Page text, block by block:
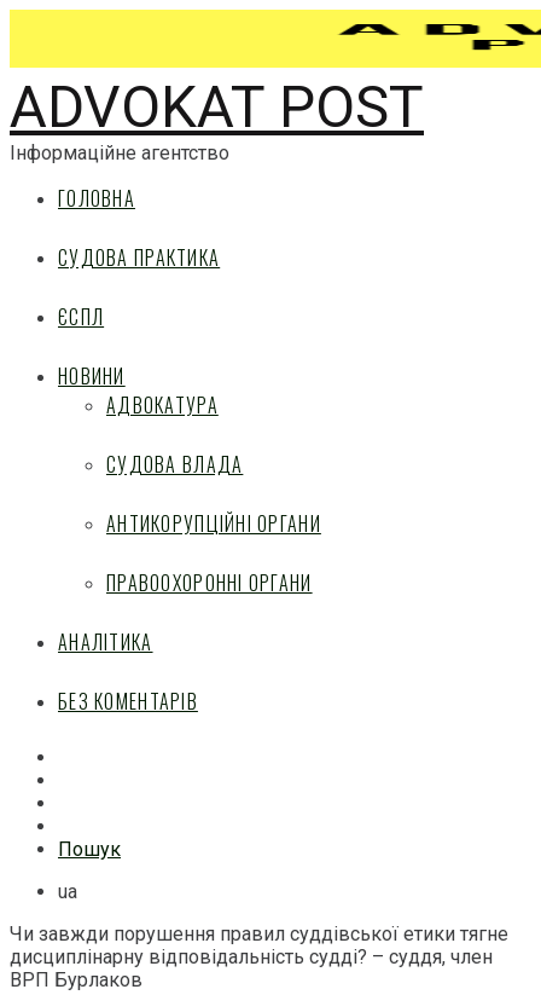
ADVOKAT POST
Інформаційне агентство
ГОЛОВНА
СУДОВА ПРАКТИКА
ЄСПЛ
НОВИНИ
АДВОКАТУРА
СУДОВА ВЛАДА
АНТИКОРУПЦІЙНІ ОРГАНИ
ПРАВООХОРОННІ ОРГАНИ
АНАЛІТИКА
БЕЗ КОМЕНТАРІВ
Пошук
ua
Чи завжди порушення правил суддівської етики тягне
дисциплінарну відповідальність судді? – суддя, член
ВРП Бурлаков